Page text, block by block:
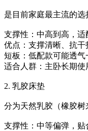
是目前家庭最主流的选
支撑性‌：中高到高，适
优点‌：支撑清晰、抗干
短板‌：低配款可能透气
适合人群‌：主卧长期使
2. 乳胶床垫
分为天然乳胶（橡胶树
支撑性‌：中等偏弹，贴